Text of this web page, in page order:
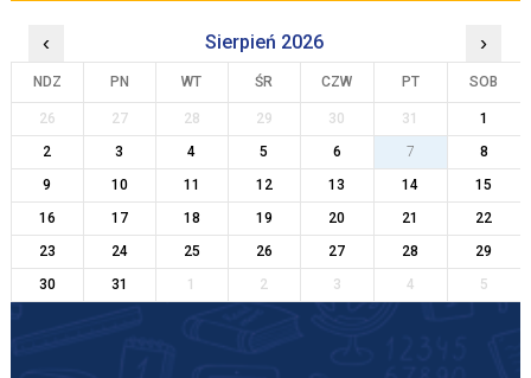
‹ Sierpień 2026 ›
NDZ PN WT ŚR CZW PT SOB
26 27 28 29 30 31
1
2
3 4 5 6 7
8
9
10 11 12 13 14
15
16
17 18 19 20 21
22
23
24 25 26 27 28
29
30
31 1 2 3 4 5